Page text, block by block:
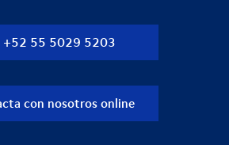
+52 55 5029 5203
con nosotros online